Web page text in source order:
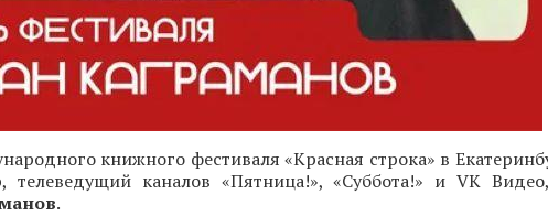
книжного фестиваля «Красная строка» в
телеведущий каналов «Пятница!», «Суббота!» и VK
.